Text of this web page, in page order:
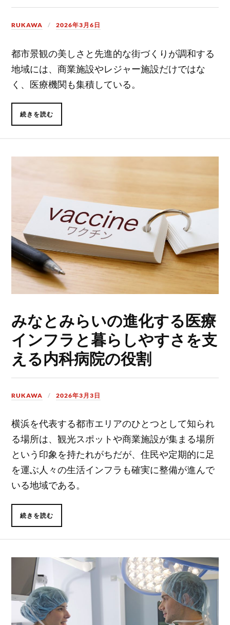
RUKAWA 2026年3月6日
都市景観の美しさと先進的な街づくりが調和する
地域には、商業施設やレジャー施設だけではな
く、医療機関も集積している。
続きを読む
みなとみらいの進化する医療
インフラと暮らしやすさを支
える内科病院の役割
RUKAWA 2026年3月3日
横浜を代表する都市エリアのひとつとして知られ
る場所は、観光スポットや商業施設が集まる場所
という印象を持たれがちだが、住民や定期的に足
を運ぶ人々の生活インフラも確実に整備が進んで
いる地域である。
続きを読む